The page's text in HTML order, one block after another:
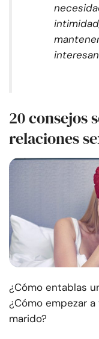
20 consejos
relaciones
¿Cómo entablas
¿Cómo empezar
marido?